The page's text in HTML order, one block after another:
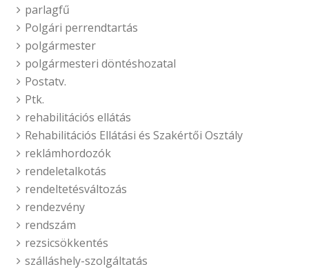
parlagfű
Polgári perrendtartás
polgármester
polgármesteri döntéshozatal
Postatv.
Ptk.
rehabilitációs ellátás
Rehabilitációs Ellátási és Szakértői Osztály
reklámhordozók
rendeletalkotás
rendeltetésváltozás
rendezvény
rendszám
rezsicsökkentés
szálláshely-szolgáltatás